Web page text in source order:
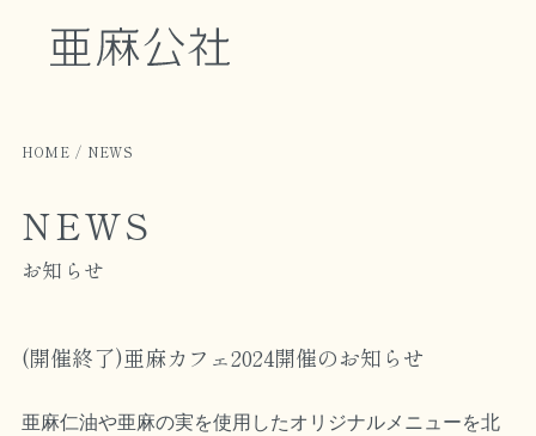
HOME NEWS
NEWS
お知らせ
(開催終了)亜麻カフェ2024開催のお知らせ
亜麻仁油や亜麻の実を使用したオリジナルメニューを北